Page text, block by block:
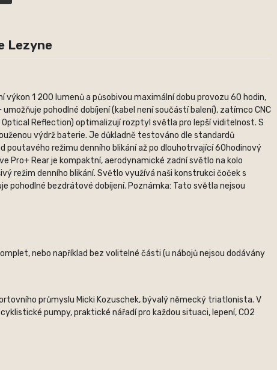
Lezyne
1 200 lumenů a působivou maximální dobu provozu 60 hodin,
pohodlné dobíjení (kabel není součástí balení), zatímco CNC
Reflection) optimalizují rozptyl světla pro lepší viditelnost. S
výdrž baterie. Je důkladně testováno dle standardů
režimu denního blikání až po dlouhotrvající 60hodinový
Pro+ Rear je kompaktní, aerodynamické zadní světlo na kolo
režim denního blikání. Světlo využívá naši konstrukci čoček s
pohodlné bezdrátové dobíjení. Poznámka: Tato světla nejsou
nebo například bez volitelné části (u nábojů nejsou dodávány
průmyslu Micki Kozuschek, bývalý německý triatlonista. V
pumpy, praktické nářadí pro každou situaci, lepení, CO2